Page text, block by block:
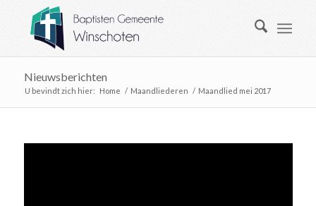
Nieuwsberichten
U bevindt zich hier: Home / Maandliederen / Maandlied mei 2017